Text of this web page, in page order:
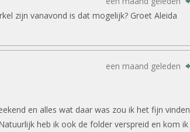
zijn vanavond is dat mogelijk? Groet Aleida
een maand geleden
en alles wat daar was zou ik het fijn vinden
heb ik ook de folder verspreid en kom ik